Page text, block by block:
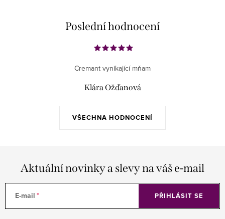
Poslední hodnocení
VŠECHNA HODNOCENÍ
Cremant vynikající mňam
Klára Ožďanová
Aktuální novinky a slevy na váš e-mail
E-mail PŘIHLÁSIT SE